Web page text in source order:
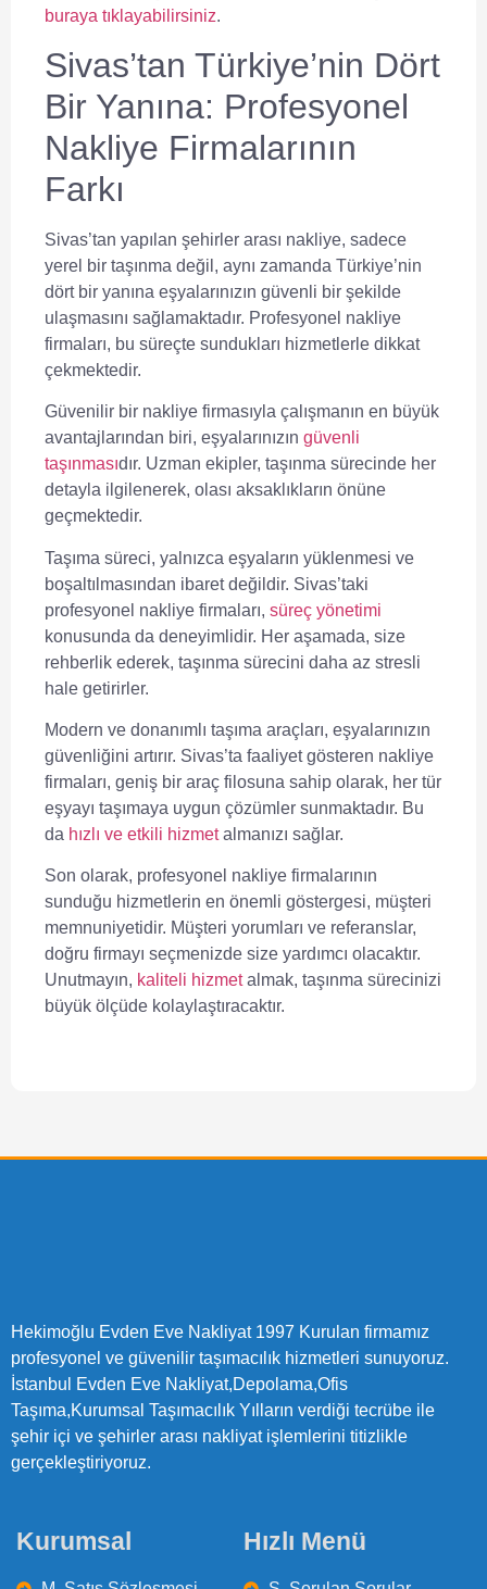
buraya tıklayabilirsiniz.
Sivas’tan Türkiye’nin Dört
Bir Yanına: Profesyonel
Nakliye Firmalarının
Farkı
Sivas’tan yapılan şehirler arası nakliye, sadece
yerel bir taşınma değil, aynı zamanda Türkiye’nin
dört bir yanına eşyalarınızın güvenli bir şekilde
ulaşmasını sağlamaktadır. Profesyonel nakliye
firmaları, bu süreçte sundukları hizmetlerle dikkat
çekmektedir.
Güvenilir bir nakliye firmasıyla çalışmanın en büyük
avantajlarından biri, eşyalarınızın güvenli
taşınmasıdır. Uzman ekipler, taşınma sürecinde her
detayla ilgilenerek, olası aksaklıkların önüne
geçmektedir.
Taşıma süreci, yalnızca eşyaların yüklenmesi ve
boşaltılmasından ibaret değildir. Sivas’taki
profesyonel nakliye firmaları, süreç yönetimi
konusunda da deneyimlidir. Her aşamada, size
rehberlik ederek, taşınma sürecini daha az stresli
hale getirirler.
Modern ve donanımlı taşıma araçları, eşyalarınızın
güvenliğini artırır. Sivas’ta faaliyet gösteren nakliye
firmaları, geniş bir araç filosuna sahip olarak, her tür
eşyayı taşımaya uygun çözümler sunmaktadır. Bu
da hızlı ve etkili hizmetalmanızı sağlar.
Son olarak, profesyonel nakliye firmalarının
sunduğu hizmetlerin en önemli göstergesi, müşteri
memnuniyetidir. Müşteri yorumları ve referanslar,
doğru firmayı seçmenizde size yardımcı olacaktır.
Unutmayın, kaliteli hizmetalmak, taşınma sürecinizi
büyük ölçüde kolaylaştıracaktır.
Hekimoğlu Evden Eve Nakliyat 1997 Kurulan firmamız
profesyonel ve güvenilir taşımacılık hizmetleri sunuyoruz.
İstanbul Evden Eve Nakliyat,Depolama,Ofis
Taşıma,Kurumsal Taşımacılık Yılların verdiği tecrübe ile
şehir içi ve şehirler arası nakliyat işlemlerini titizlikle
gerçekleştiriyoruz.
Kurumsal Hızlı Menü